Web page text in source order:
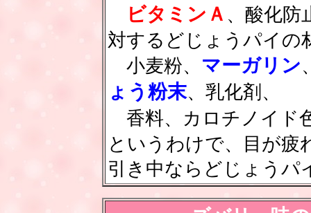
ビタミンＡ 、酸化
対するどじょうパイ
小麦粉、 マーガリン
ょう粉末、乳化剤、
香料、カロチノイド
というわけで、目が疲
引き中ならどじょうパ